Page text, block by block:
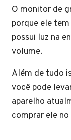
O monitor de
porque ele
possui luz na
volume.
Além de tudo
você pode
aparelho
comprar ele